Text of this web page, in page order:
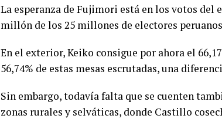
La esperanza de Fujimori está en los votos
millón de los 25 millones de electores
En el exterior, Keiko consigue por ahora el
56,74% de estas mesas escrutadas, una
Sin embargo, todavía falta que se cuenten
zonas rurales y selváticas, donde Castillo